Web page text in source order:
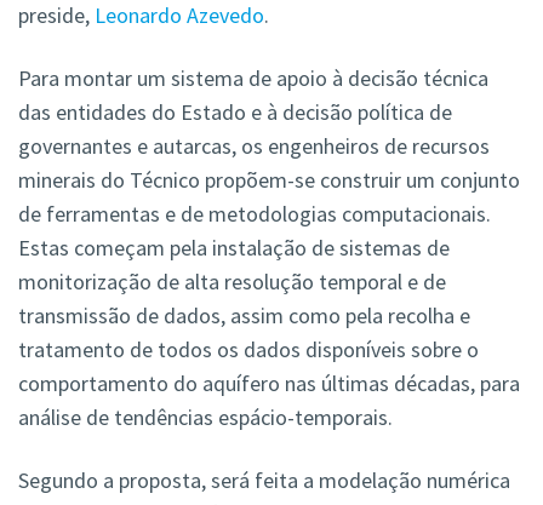
preside, Leonardo Azevedo.
Para montar um sistema de apoio à decisão técnica
das entidades do Estado e à decisão política de
governantes e autarcas, os engenheiros de recursos
minerais do Técnico propõem-se construir um conjunto
de ferramentas e de metodologias computacionais.
Estas começam pela instalação de sistemas de
monitorização de alta resolução temporal e de
transmissão de dados, assim como pela recolha e
tratamento de todos os dados disponíveis sobre o
comportamento do aquífero nas últimas décadas, para
análise de tendências espácio-temporais.
Segundo a proposta, será feita a modelação numérica